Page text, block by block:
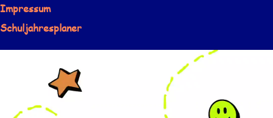
Impressum
Schuljahresplaner